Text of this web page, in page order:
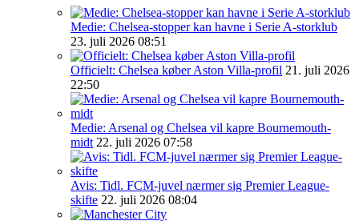
Medie: Chelsea-stopper kan havne i Serie A-storklub
23. juli 2026 08:51
Officielt: Chelsea køber Aston Villa-profil 21. juli 2026
22:50
Medie: Arsenal og Chelsea vil kapre Bournemouth-
midt 22. juli 2026 07:58
Avis: Tidl. FCM-juvel nærmer sig Premier League-
skifte 22. juli 2026 08:04